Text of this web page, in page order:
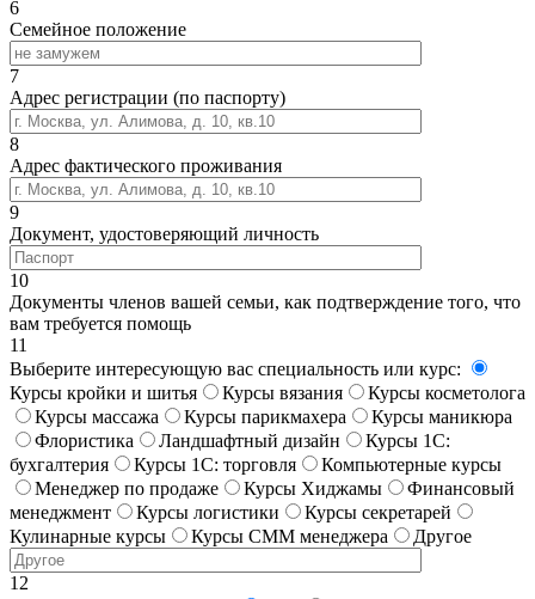
6
Семейное положение
7
Адрес регистрации (по паспорту)
8
Адрес фактического проживания
9
Документ, удостоверяющий личность
10
Документы членов вашей семьи, как подтверждение того, что
вам требуется помощь
11
Выберите интересующую вас специальность или курс:
Курсы кройки и шитья
Курсы вязания
Курсы косметолога
Курсы массажа
Курсы парикмахера
Курсы маникюра
Флористика
Ландшафтный дизайн
Курсы 1С:
бухгалтерия
Курсы 1С: торговля
Компьютерные курсы
Менеджер по продаже
Курсы Хиджамы
Финансовый
менеджмент
Курсы логистики
Курсы секретарей
Кулинарные курсы
Курсы СММ менеджера Другое
12